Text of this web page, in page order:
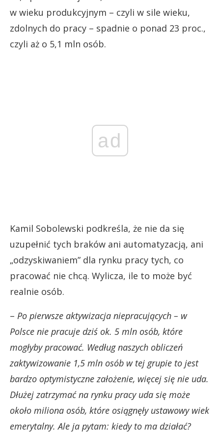
w wieku produkcyjnym – czyli w sile wieku,
zdolnych do pracy – spadnie o ponad 23 proc.,
czyli aż o 5,1 mln osób.
ad
Kamil Sobolewski podkreśla, że nie da się
uzupełnić tych braków ani automatyzacją, ani
„odzyskiwaniem” dla rynku pracy tych, co
pracować nie chcą. Wylicza, ile to może być
realnie osób.
– Po pierwsze aktywizacja niepracujących – w
Polsce nie pracuje dziś ok. 5 mln osób, które
mogłyby pracować. Według naszych obliczeń
zaktywizowanie 1,5 mln osób w tej grupie to jest
bardzo optymistyczne założenie, więcej się nie uda.
Dłużej zatrzymać na rynku pracy uda się może
około miliona osób, które osiągnęły ustawowy wiek
emerytalny. Ale ja pytam: kiedy to ma działać?